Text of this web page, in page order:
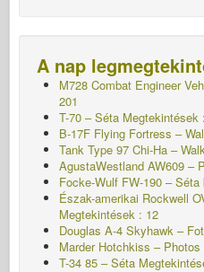
A nap
M728 Combat Engineer
201
T-70 – Séta Megtekintések
B-17F Flying Fortress –
Tank Type 97 Chi-Ha –
AgustaWestland AW609 –
Focke-Wulf FW-190 –
Észak-amerikai Rockwell
Megtekintések : 12
Douglas A-4 Skyhawk –
Marder Hotchkiss –
T-34 85 – Séta